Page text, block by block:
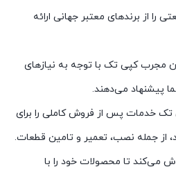
را از برندهای معتبر جهانی ارائه
مجرب کپی تک با توجه به نیازهای
پیشنهاد می‌دهند.
خدمات پس از فروش کاملی را برای
از جمله نصب، تعمیر و تامین قطعات.
می‌کند تا محصولات خود را با